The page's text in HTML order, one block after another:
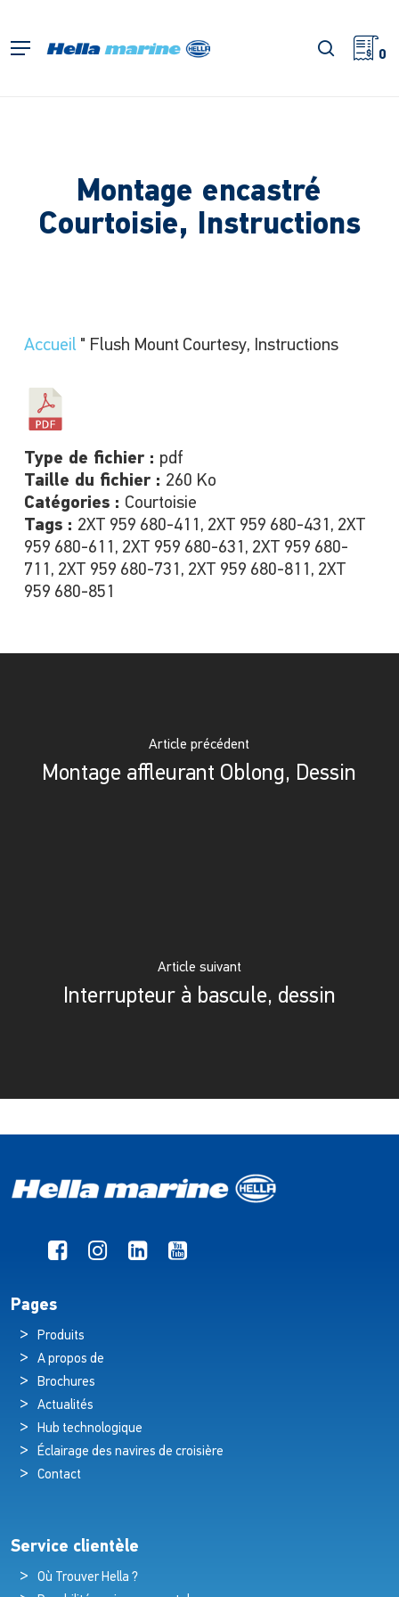
l'accueil
Menu 0
Montage encastré
Courtoisie, Instructions
Accueil" Flush Mount Courtesy, Instructions
Type de fichier : pdf
Taille du fichier : 260 Ko
Catégories : Courtoisie
Tags : 2XT 959 680-411, 2XT 959 680-431, 2XT
959 680-611, 2XT 959 680-631, 2XT 959 680-
711, 2XT 959 680-731, 2XT 959 680-811, 2XT
959 680-851
Article précédent
Montage affleurant Oblong, Dessin
Article suivant
Interrupteur à bascule, dessin
Pages
Produits
A propos de
Brochures
Actualités
Hub technologique
Éclairage des navires de croisière
Contact
Service clientèle
Où Trouver Hella ?